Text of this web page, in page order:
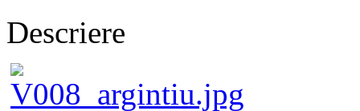
Descriere